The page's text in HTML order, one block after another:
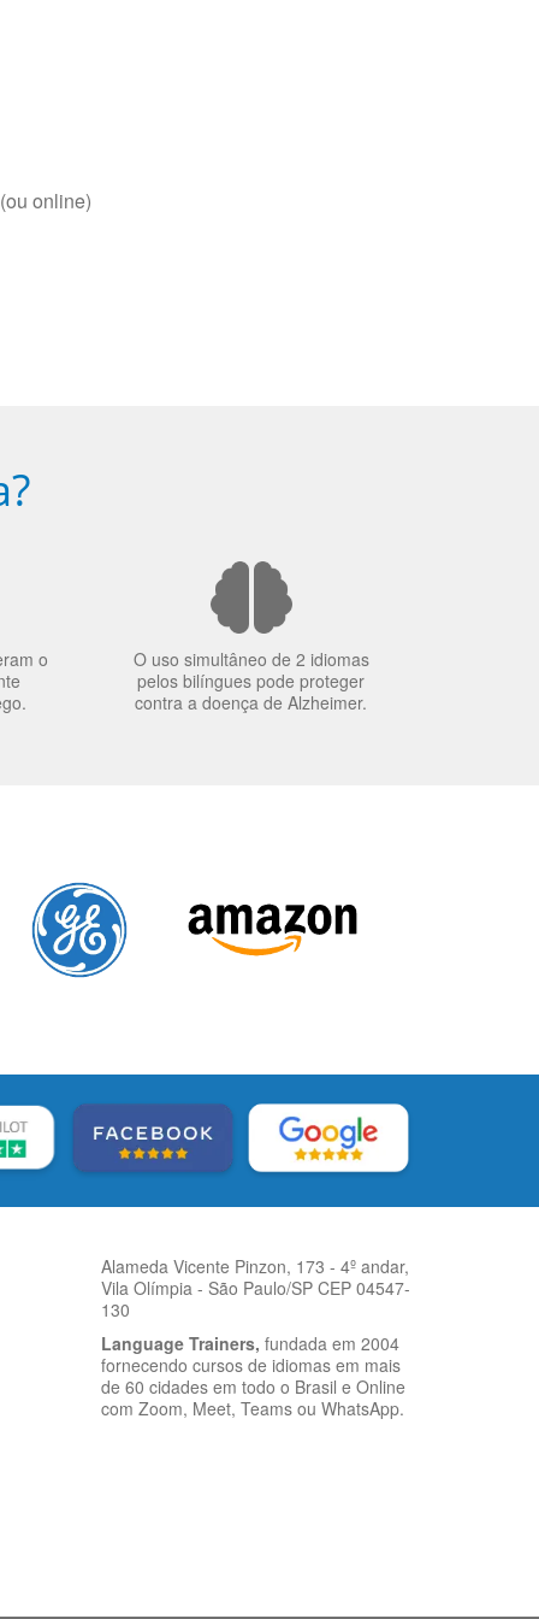
online)
o
O uso simultâneo de 2 idiomas
pelos bilíngues pode proteger
contra a doença de Alzheimer.
Alameda Vicente Pinzon, 173 - 4º andar,
Vila Olímpia - São Paulo/SP CEP 04547-
130
Language Trainers, fundada em 2004
fornecendo cursos de idiomas em mais
de 60 cidades em todo o Brasil e Online
com Zoom, Meet, Teams ou WhatsApp.